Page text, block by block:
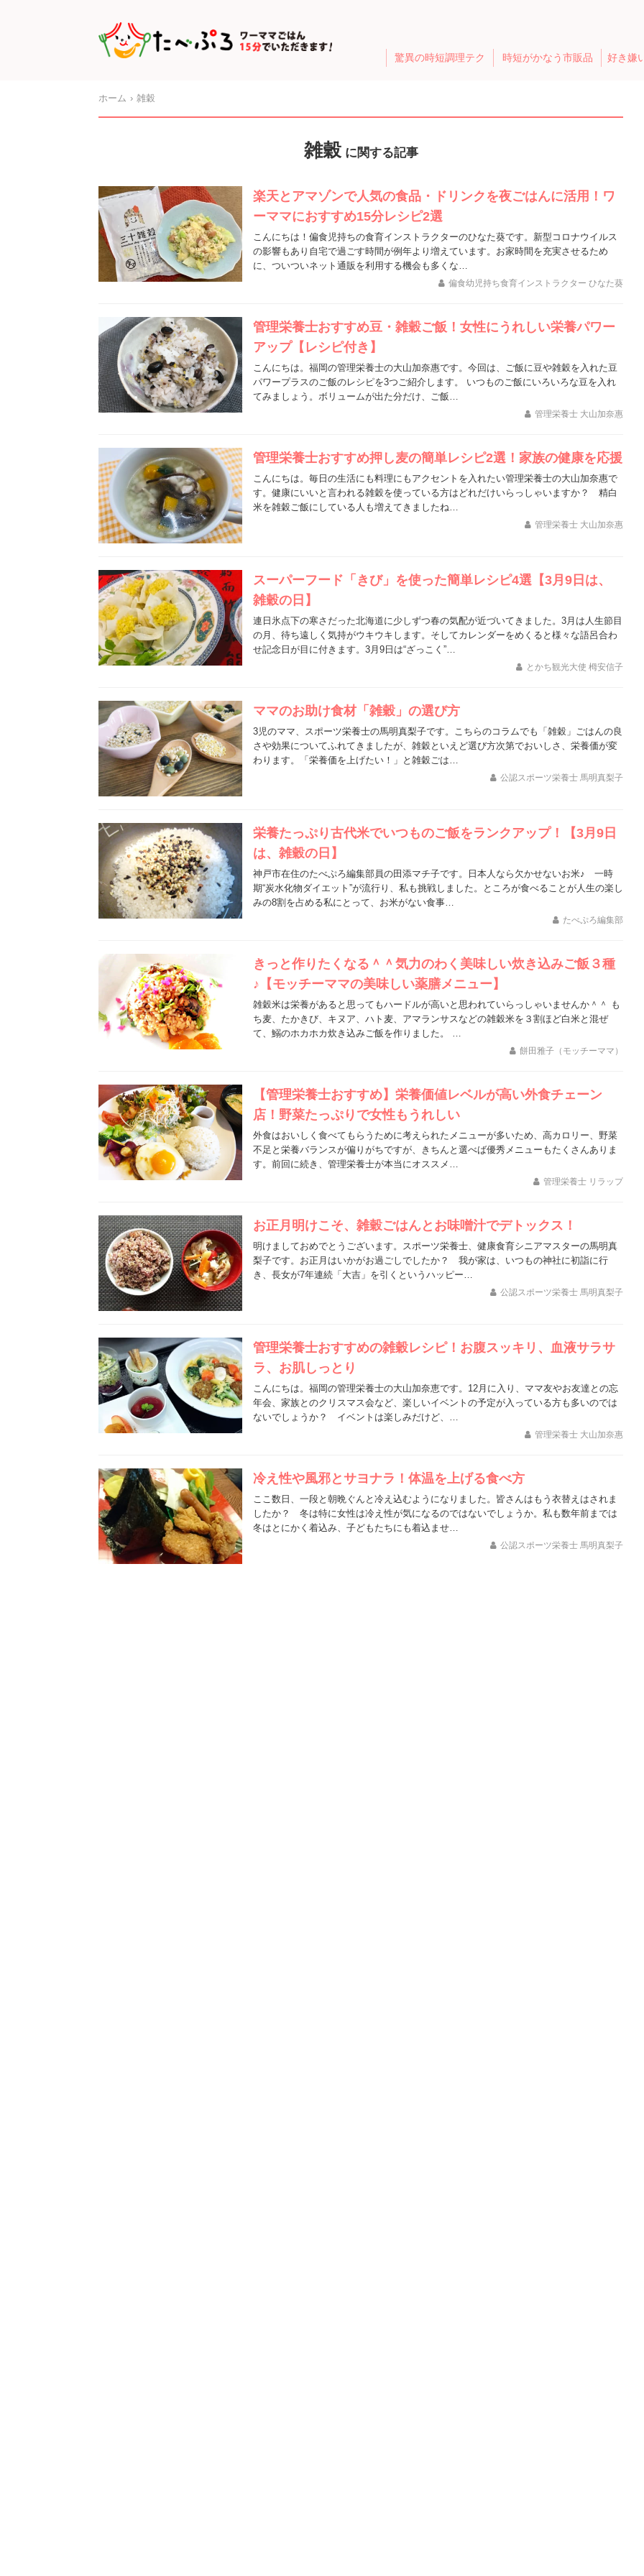
驚異の時短調理テク 時短がかなう市販品 好き嫌
ホーム 雑穀
雑穀 に関する記事
楽天とアマゾンで人気の食品・ドリンクを夜ごはんに活用！ワ
ーママにおすすめ15分レシピ2選
こんにちは！偏食児持ちの食育インストラクターのひなた葵です。新型コロナウイルス
の影響もあり自宅で過ごす時間が例年より増えています。お家時間を充実させるため
に、ついついネット通販を利用する機会も多くな…
偏食幼児持ち食育インストラクター ひなた葵
管理栄養士おすすめ豆・雑穀ご飯！女性にうれしい栄養パワー
アップ【レシピ付き】
こんにちは。福岡の管理栄養士の大山加奈惠です。今回は、ご飯に豆や雑穀を入れた豆
パワープラスのご飯のレシピを3つご紹介します。 いつものご飯にいろいろな豆を入れ
てみましょう。ボリュームが出た分だけ、ご飯…
管理栄養士 大山加奈惠
管理栄養士おすすめ押し麦の簡単レシピ2選！家族の健康を応援
こんにちは。毎日の生活にも料理にもアクセントを入れたい管理栄養士の大山加奈惠で
す。健康にいいと言われる雑穀を使っている方はどれだけいらっしゃいますか？ 精白
米を雑穀ご飯にしている人も増えてきましたね…
管理栄養士 大山加奈惠
スーパーフード「きび」を使った簡単レシピ4選【3月9日は、
雑穀の日】
連日氷点下の寒さだった北海道に少しずつ春の気配が近づいてきました。3月は人生節目
の月、待ち遠しく気持がウキウキします。そしてカレンダーをめくると様々な語呂合わ
せ記念日が目に付きます。3月9日は“ざっこく”…
とかち観光大使 栂安信子
ママのお助け食材「雑穀」の選び方
3児のママ、スポーツ栄養士の馬明真梨子です。こちらのコラムでも「雑穀」ごはんの良
さや効果についてふれてきましたが、雑穀といえど選び方次第でおいしさ、栄養価が変
わります。「栄養価を上げたい！」と雑穀ごは…
公認スポーツ栄養士 馬明真梨子
栄養たっぷり古代米でいつものご飯をランクアップ！【3月9日
は、雑穀の日】
神戸市在住のたべぷろ編集部員の田添マチ子です。日本人なら欠かせないお米♪ 一時
期“炭水化物ダイエット”が流行り、私も挑戦しました。ところが食べることが人生の楽し
みの8割を占める私にとって、お米がない食事…
たべぷろ編集部
きっと作りたくなる＾＾気力のわく美味しい炊き込みご飯３種
♪【モッチーママの美味しい薬膳メニュー】
雑穀米は栄養があると思ってもハードルが高いと思われていらっしゃいませんか＾＾ も
ち麦、たかきび、キヌア、ハト麦、アマランサスなどの雑穀米を３割ほど白米と混ぜ
て、鰯のホカホカ炊き込みご飯を作りました。 …
餅田雅子（モッチーママ）
【管理栄養士おすすめ】栄養価値レベルが高い外食チェーン
店！野菜たっぷりで女性もうれしい
外食はおいしく食べてもらうために考えられたメニューが多いため、高カロリー、野菜
不足と栄養バランスが偏りがちですが、きちんと選べば優秀メニューもたくさんありま
す。前回に続き、管理栄養士が本当にオススメ…
管理栄養士 リラップ
お正月明けこそ、雑穀ごはんとお味噌汁でデトックス！
明けましておめでとうございます。スポーツ栄養士、健康食育シニアマスターの馬明真
梨子です。お正月はいかがお過ごしでしたか？ 我が家は、いつもの神社に初詣に行
き、長女が7年連続「大吉」を引くというハッピー…
公認スポーツ栄養士 馬明真梨子
管理栄養士おすすめの雑穀レシピ！お腹スッキリ、血液サラサ
ラ、お肌しっとり
こんにちは。福岡の管理栄養士の大山加奈恵です。12月に入り、ママ友やお友達との忘
年会、家族とのクリスマス会など、楽しいイベントの予定が入っている方も多いのでは
ないでしょうか？ イベントは楽しみだけど、…
管理栄養士 大山加奈惠
冷え性や風邪とサヨナラ！体温を上げる食べ方
ここ数日、一段と朝晩ぐんと冷え込むようになりました。皆さんはもう衣替えはされま
したか？ 冬は特に女性は冷え性が気になるのではないでしょうか。私も数年前までは
冬はとにかく着込み、子どもたちにも着込ませ…
公認スポーツ栄養士 馬明真梨子